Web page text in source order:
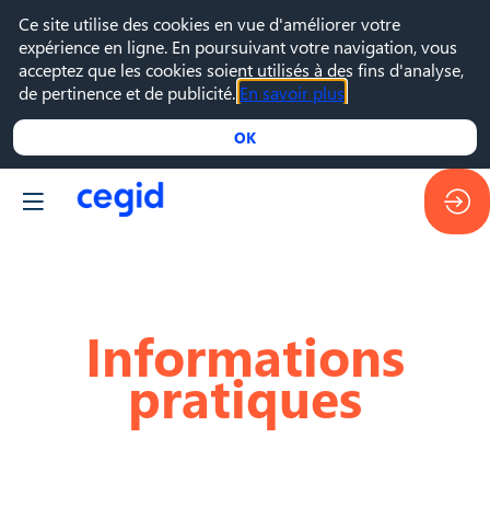
Informations
pratiques
Ce site utilise des cookies en vue d'améliorer votre
expérience en ligne. En poursuivant votre navigation, vous
acceptez que les cookies soient utilisés à des fins d'analyse,
de pertinence et de publicité. En savoir plus
OK